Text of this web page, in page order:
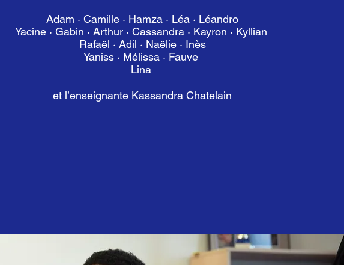
Adam · Camille · Hamza · Léa · Léandro
Yacine · Gabin · Arthur · Cassandra · Kayron · Kyllian
Rafaël · Adil · Naëlie · Inès
Yaniss · Mélissa · Fauve
Lina
et l’enseignante Kassandra Chatelain